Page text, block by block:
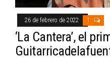
26 de febrero de 2022 1
‘La Cantera’, el